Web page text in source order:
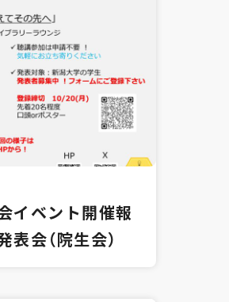
イベント開催報
会（院生会）